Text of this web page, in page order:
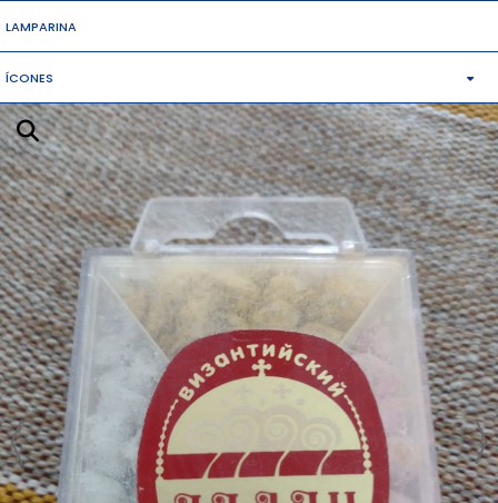
LAMPARINA
ÍCONES
MÉDIO
PEQUENOS
GRANDES